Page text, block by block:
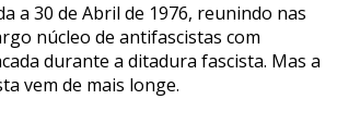
a 30 de Abril de 1976, reunindo nas
núcleo de antifascistas com
durante a ditadura fascista. Mas a
vem de mais longe.